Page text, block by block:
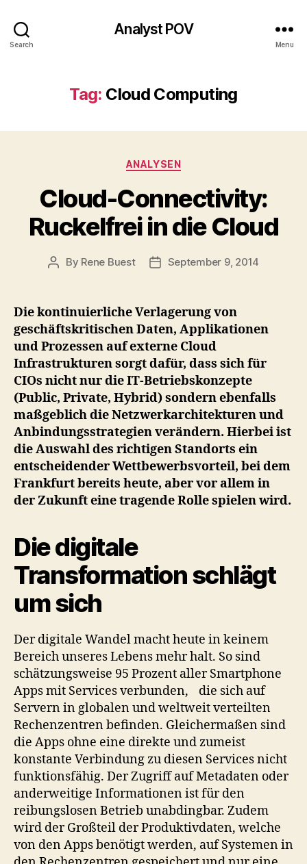
Search
Analyst POV
Menu
Tag: Cloud Computing
Categories
ANALYSEN
Cloud-Connectivity:
Ruckelfrei in die Cloud
Post
By Rene Buest
PostSeptember 9, 2014
Die kontinuierliche Verlagerung von
geschäftskritischen Daten, Applikationen
und Prozessen auf externe Cloud
Infrastrukturen sorgt dafür, dass sich für
CIOs nicht nur die IT-Betriebskonzepte
(Public, Private, Hybrid) sondern ebenfalls
maßgeblich die Netzwerkarchitekturen und
Anbindungsstrategien verändern. Hierbei ist
die Auswahl des richtigen Standorts ein
entscheidender Wettbewerbsvorteil, bei dem
Frankfurt bereits heute, aber vor allem in
der Zukunft eine tragende Rolle spielen wird.
Die digitale
Transformation schlägt
um sich
Der digitale Wandel macht heute in keinem
Bereich unseres Lebens mehr halt. So sind
schätzungsweise 95 Prozent aller Smartphone
Apps mit Services verbunden, die sich auf
Servern in globalen und weltweit verteilten
Rechenzentren befinden. Gleichermaßen sind
die Apps ohne eine direkte und zumeist
konstante Verbindung zu diesen Services nicht
funktionsfähig. Der Zugriff auf Metadaten oder
anderweitige Informationen ist für den
reibungslosen Betrieb unabdingbar. Zudem
wird der Großteil der Produktivdaten, welche
von den Apps benötigt werden, auf Systemen in